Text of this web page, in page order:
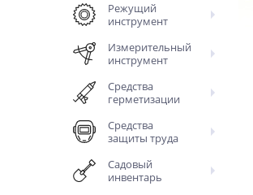
Режущий
инструмент
Измерительный
инструмент
Средства
герметизации
Средства
защиты труда
Садовый
инвентарь